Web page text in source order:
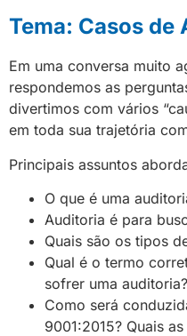
Tema: Casos de
Em uma conversa muito
respondemos as
divertimos com vários
em toda sua trajetória
Principais assuntos
O que é uma
Auditoria é para
Quais são os tipos
Qual é o termo
sofrer uma auditoria?
Como será
9001:2015? Quais